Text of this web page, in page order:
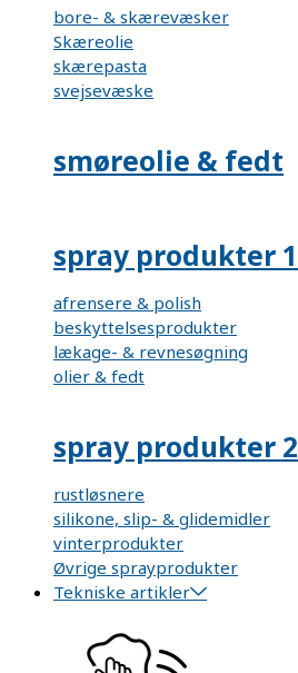
bore- & skærevæsker
Skæreolie
skærepasta
svejsevæske
smøreolie & fedt
spray produkter 1
afrensere & polish
beskyttelsesprodukter
lækage- & revnesøgning
olier & fedt
spray produkter 2
rustløsnere
silikone, slip- & glidemidler
vinterprodukter
Øvrige sprayprodukter
Tekniske artikler